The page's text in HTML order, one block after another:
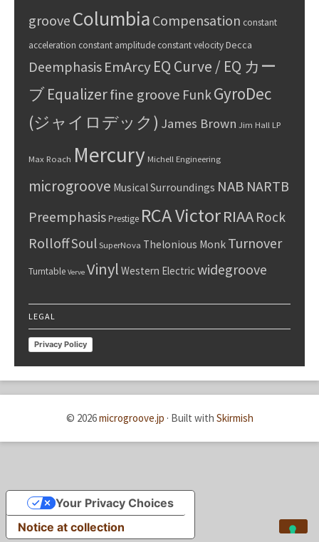
groove Columbia Compensation constant
acceleration constant amplitude constant velocityDecca
Deemphasis EmArcyEQ Curve / EQ カー
ブEqualizerfine groove FunkGyroDec
(ジャイロデック) James Brown Jim Hall LP
Max Roach Mercury Michell Engineering
microgroove Musical Surroundings NAB NARTB
PreemphasisPrestige RCA VictorRIAA Rock
RolloffSoul SuperNova Thelonious Monk Turnover
Turntable Verve Vinyl Western Electricwidegroove
LEGAL
Privacy Policy
© 2026microgroove.jp · Built with Skirmish
Notice at collection
Your Privacy Choices